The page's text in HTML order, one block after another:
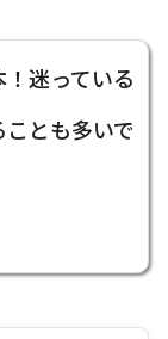
迷っている
とも多いで